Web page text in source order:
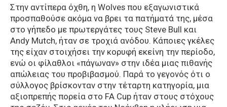
Στην αντίπερα όχθη, η Wolves που εξαγωνιστικά
προσπαθούσε ακόμα να βρει τα πατήματά της, μέσα
στο γήπεδο με πρωτεργάτες τους Steve Bull και
Andy Mutch, ήταν σε τροχιά ανόδου. Κάποιες γκέλες
της είχαν στοιχήσει την κορυφή εκείνη την περίοδο,
ενώ οι φίλαθλοι «πάγωναν» στην ιδέα μιας πιθανής
απώλειας του προβιβασμού. Παρά το γεγονός ότι ο
σύλλογος βρίσκονταν στην τέταρτη κατηγορία, μια
αξιοπρεπής πορεία στο FA Cup ήταν στους στόχους